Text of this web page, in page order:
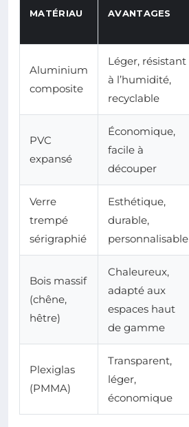
MATÉRIAU AVANTAGES
Aluminium
composite
Léger, résistant
à l’humidité,
recyclable
PVC
expansé
Économique,
facile à
découper
Verre
trempé
sérigraphié
Esthétique,
durable,
personnalisable
Bois massif
(chêne,
hêtre)
Chaleureux,
adapté aux
espaces haut
de gamme
Plexiglas
(PMMA)
Transparent,
léger,
économique